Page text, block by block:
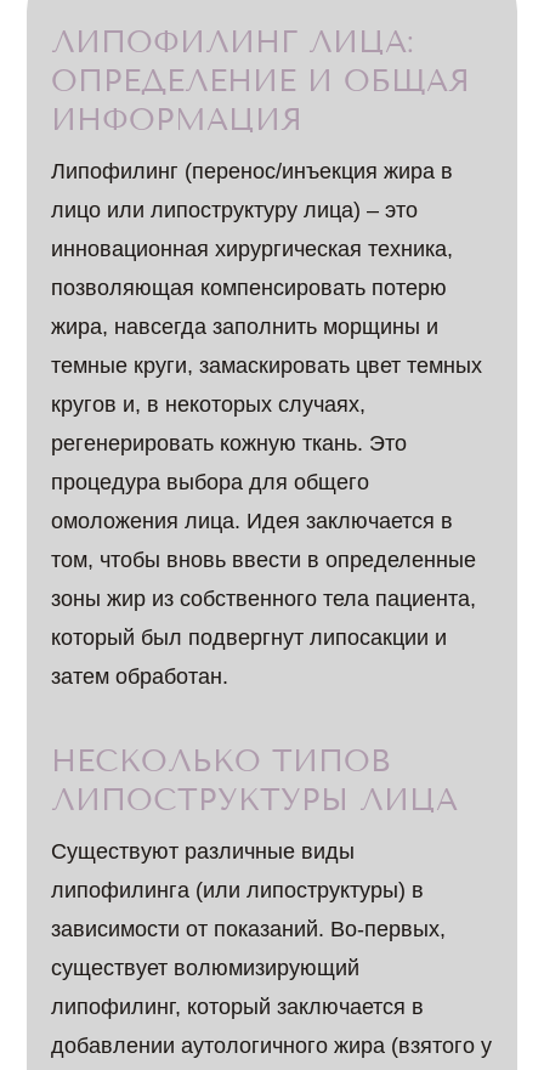
ЛИПОФИЛИНГ ЛИЦА:
ОПРЕДЕЛЕНИЕ И ОБЩАЯ
ИНФОРМАЦИЯ
Липофилинг (перенос/инъекция жира в
лицо или липоструктуру лица) – это
инновационная хирургическая техника,
позволяющая компенсировать потерю
жира, навсегда заполнить морщины и
темные круги, замаскировать цвет темных
кругов и, в некоторых случаях,
регенерировать кожную ткань. Это
процедура выбора для общего
омоложения лица. Идея заключается в
том, чтобы вновь ввести в определенные
зоны жир из собственного тела пациента,
который был подвергнут липосакции и
затем обработан.
НЕСКОЛЬКО ТИПОВ
ЛИПОСТРУКТУРЫ ЛИЦА
Существуют различные виды
липофилинга (или липоструктуры) в
зависимости от показаний. Во-первых,
существует волюмизирующий
липофилинг, который заключается в
добавлении аутологичного жира (взятого у